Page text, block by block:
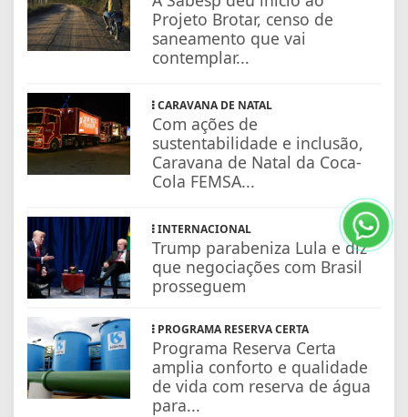
Projeto Brotar, censo de
saneamento que vai
contemplar...
CARAVANA DE NATAL
Com ações de
sustentabilidade e inclusão,
Caravana de Natal da Coca-
Cola FEMSA...
INTERNACIONAL
Trump parabeniza Lula e diz
que negociações com Brasil
prosseguem
PROGRAMA RESERVA CERTA
Programa Reserva Certa
amplia conforto e qualidade
de vida com reserva de água
para...